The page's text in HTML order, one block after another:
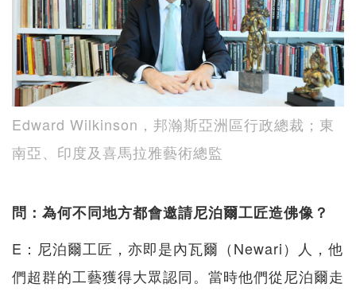
Edward Wilkinson，邦瀚斯亞洲區行政總裁；東
南亞、印度及喜馬拉雅藝術總監
問：為何不同地方都會邀請尼泊爾工匠造佛像？
E：尼泊爾工匠，亦即是內瓦爾（Newari）人，他
們超群的工藝獲得大眾認同。當時他們從尼泊爾走